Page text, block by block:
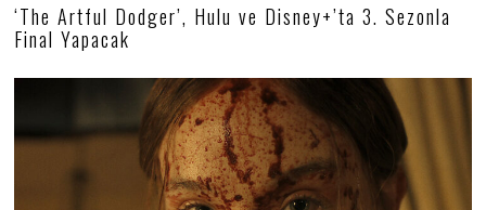
‘The Artful Dodger’, Hulu ve Disney+’ta 3. Sezonla
Final Yapacak